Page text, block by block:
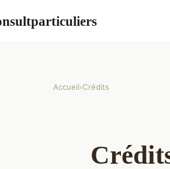
Accueil›Crédits